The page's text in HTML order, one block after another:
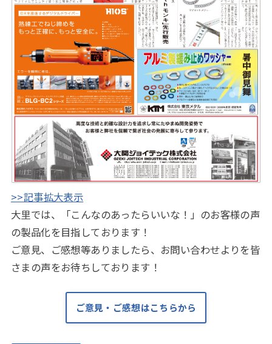
>>記事拡大表示
大里では、「こんなのあったらいいな！」のお客様の声
の製品化を目指しております！
ご意見、ご感想等ありましたら、お問い合わせよりを皆
さまの声をお待ちしております！
ご意見・ご感想はこちらから